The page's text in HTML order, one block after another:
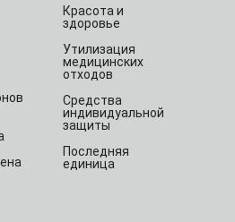
Красота и
здоровье
Утилизация
медицинских
отходов
Средства
индивидуальной
защиты
Последняя
единица